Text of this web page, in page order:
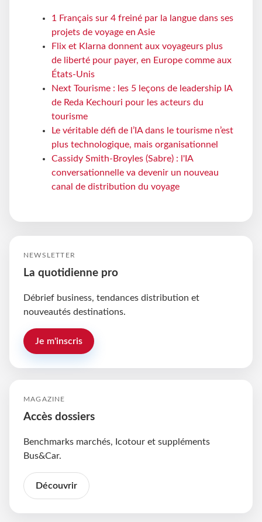
1 Français sur 4 freiné par la langue dans ses
projets de voyage en Asie
Flix et Klarna donnent aux voyageurs plus
de liberté pour payer, en Europe comme aux
États-Unis
Next Tourisme : les 5 leçons de leadership IA
de Reda Kechouri pour les acteurs du
tourisme
Le véritable défi de l’IA dans le tourisme n’est
plus technologique, mais organisationnel
Cassidy Smith-Broyles (Sabre) : l'IA
conversationnelle va devenir un nouveau
canal de distribution du voyage
NEWSLETTER
La quotidienne pro
Débrief business, tendances distribution et
nouveautés destinations.
Je m'inscris
MAGAZINE
Accès dossiers
Benchmarks marchés, Icotour et suppléments
Bus&Car.
Découvrir